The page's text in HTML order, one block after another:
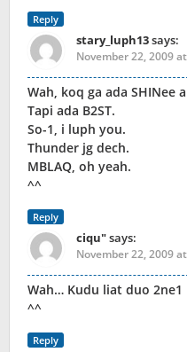
Reply
stary_luph13says:
November 22, 2009
Wah, koq ga ada SHINee
Tapi ada B2ST.
So-1, i luph you.
Thunder jg dech.
MBLAQ, oh yeah.
^^
Reply
ciqu"says:
November 22, 2009
Wah… Kudu liat duo 2ne1
^^
Reply